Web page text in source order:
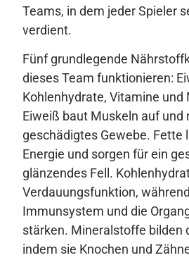
Teams, in dem jeder Spieler
verdient.
Fünf grundlegende
dieses Team funktionieren:
Kohlenhydrate, Vitamine
Eiweiß baut Muskeln auf und
geschädigtes Gewebe. Fette
Energie und sorgen für ein
glänzendes Fell.
Verdauungsfunktion,
Immunsystem und die
stärken. Mineralstoffe bilden
indem sie Knochen und